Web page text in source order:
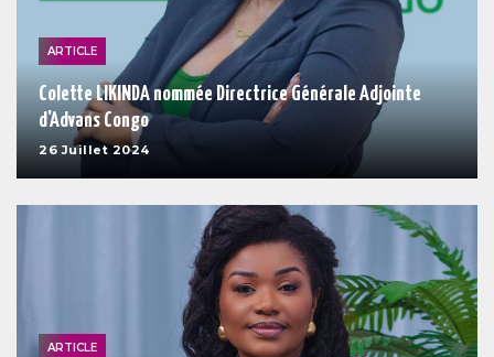
ARTICLE
Colette LIKINDA nommée Directrice Générale Adjointe
d'Advans Congo
26 Juillet 2024
ARTICLE